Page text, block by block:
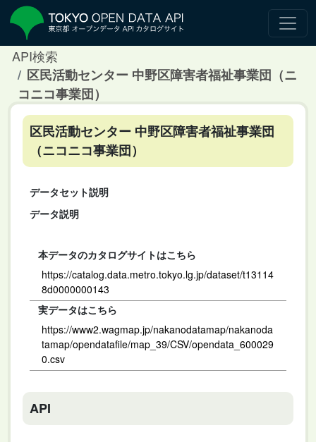
API検索
区民活動センター 中野区障害者福祉事業団（ニ
コニコ事業団）
区民活動センター 中野区障害者福祉事業団
（ニコニコ事業団）
データセット説明
データ説明
本データのカタログサイトはこちら
https://catalog.data.metro.tokyo.lg.jp/dataset/t13114
8d0000000143
実データはこちら
https://www2.wagmap.jp/nakanodatamap/nakanoda
tamap/opendatafile/map_39/CSV/opendata_600029
0.csv
API